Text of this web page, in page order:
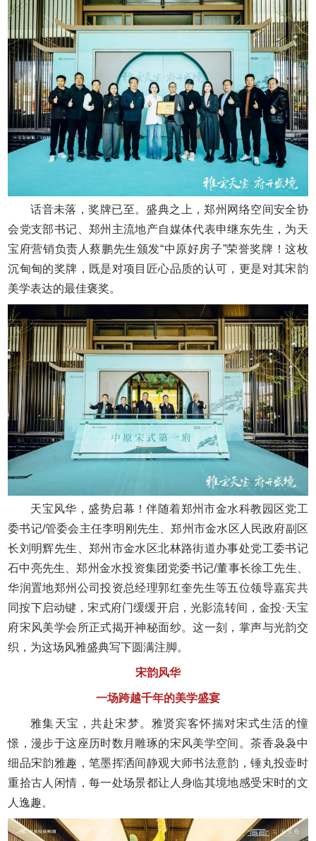
话音未落，奖牌已至。盛典之上，郑州网络空间安全协
会党支部书记、郑州主流地产自媒体代表申继东先生，为天
宝府营销负责人蔡鹏先生颁发“中原好房子”荣誉奖牌！这枚
沉甸甸的奖牌，既是对项目匠心品质的认可，更是对其宋韵
美学表达的最佳褒奖。
天宝风华，盛势启幕！伴随着郑州市金水科教园区党工
委书记/管委会主任李明刚先生、郑州市金水区人民政府副区
长刘明辉先生、郑州市金水区北林路街道办事处党工委书记
石中亮先生、郑州金水投资集团党委书记/董事长徐工先生、
华润置地郑州公司投资总经理郭红奎先生等五位领导嘉宾共
同按下启动键，宋式府门缓缓开启，光影流转间，金投·天宝
府宋风美学会所正式揭开神秘面纱。这一刻，掌声与光韵交
织，为这场风雅盛典写下圆满注脚。
宋韵风华
一场跨越千年的美学盛宴
雅集天宝，共赴宋梦。雅贤宾客怀揣对宋式生活的憧
憬，漫步于这座历时数月雕琢的宋风美学空间。茶香袅袅中
细品宋韵雅趣，笔墨挥洒间静观大师书法意韵，锤丸投壶时
重拾古人闲情，每一处场景都让人身临其境地感受宋时的文
人逸趣。